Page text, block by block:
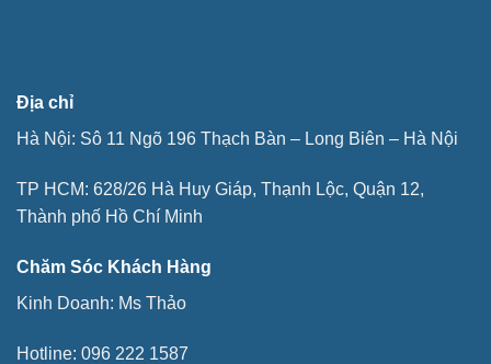
Địa chỉ
Hà Nội: Sô 11 Ngõ 196 Thạch Bàn – Long Biên – Hà Nội
TP HCM: 628/26 Hà Huy Giáp, Thạnh Lộc, Quận 12,
Thành phố Hồ Chí Minh
Chăm Sóc Khách Hàng
Kinh Doanh: Ms Thảo
Hotline: 096 222 1587